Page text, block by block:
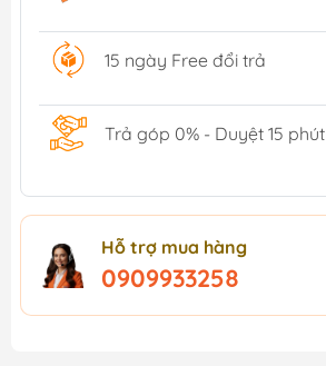
15 ngày Free đổi trả
Trả góp 0% - Duyệt 15 phút
Hỗ trợ mua hàng
0909933258